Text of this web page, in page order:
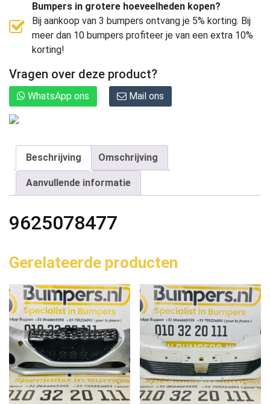
Bumpers in grotere hoeveelheden kopen?
Bij aankoop van 3 bumpers ontvang je 5% korting. Bij
meer dan 10 bumpers profiteer je van een extra 10%
korting!
Vragen over deze product?
WhatsApp ons Mail ons
Beschrijving Omschrijving
Aanvullende informatie
9625078477
Gerelateerde producten